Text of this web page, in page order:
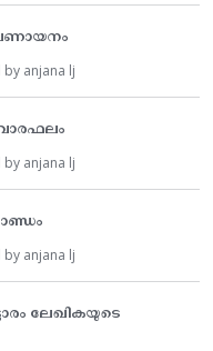
by anjana lj
by anjana lj
by anjana lj
ലേഖികയുടെ